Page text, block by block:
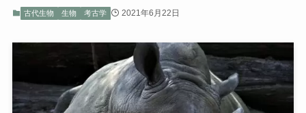
古代生物 生物 考古学 2021年6月22日